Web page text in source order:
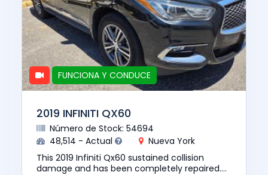
FUNCIONA Y CONDUCE
2019 INFINITI QX60
Número de Stock: 54694
48,514 - Actual
Nueva York
This 2019 Infiniti Qx60 sustained collision
damage and has been completely repaired.